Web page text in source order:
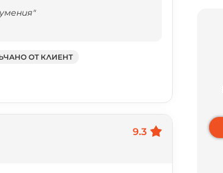
ОТ КЛИЕНТ
9.3